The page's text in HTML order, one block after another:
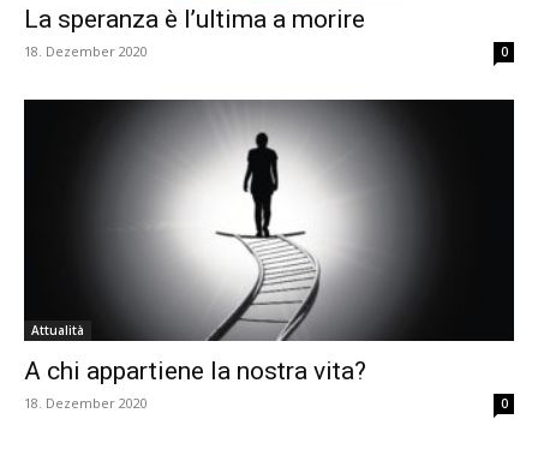
La speranza è l’ultima a morire
18. Dezember 2020 0
Attualità
A chi appartiene la nostra vita?
18. Dezember 2020 0